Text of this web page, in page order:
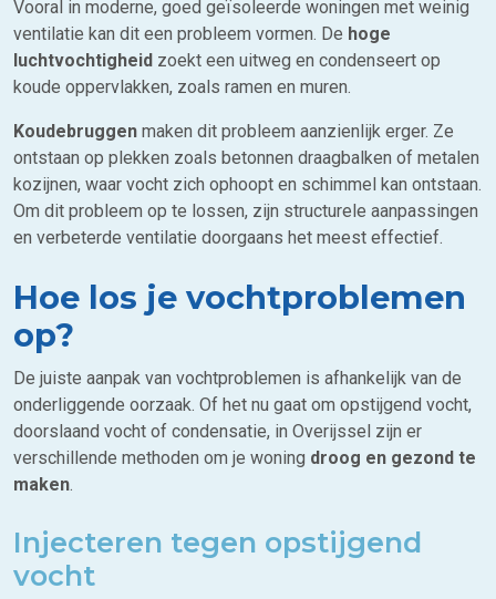
Vooral in moderne, goed geïsoleerde woningen met weinig
ventilatie kan dit een probleem vormen. De hoge
luchtvochtigheid zoekt een uitweg en condenseert op
koude oppervlakken, zoals ramen en muren.
Koudebruggen maken dit probleem aanzienlijk erger. Ze
ontstaan op plekken zoals betonnen draagbalken of metalen
kozijnen, waar vocht zich ophoopt en schimmel kan ontstaan.
Om dit probleem op te lossen, zijn structurele aanpassingen
en verbeterde ventilatie doorgaans het meest effectief.
Hoe los je vochtproblemen
op?
De juiste aanpak van vochtproblemen is afhankelijk van de
onderliggende oorzaak. Of het nu gaat om opstijgend vocht,
doorslaand vocht of condensatie, in Overijssel zijn er
verschillende methoden om je woning droog en gezond te
maken.
Injecteren tegen opstijgend
vocht